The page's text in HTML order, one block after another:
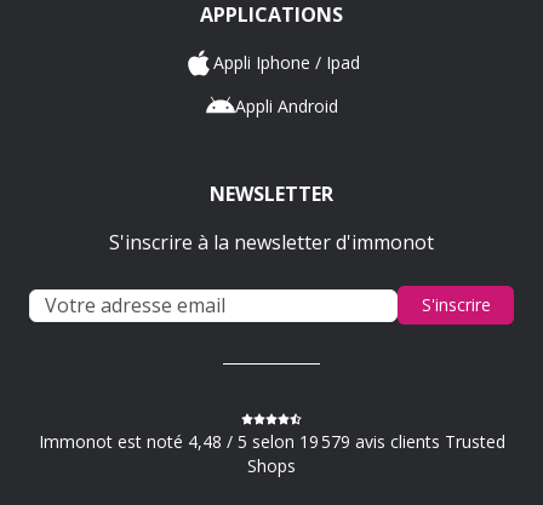
APPLICATIONS
Appli Iphone / Ipad
Appli Android
NEWSLETTER
S'inscrire à la newsletter d'immonot
S'inscrire
Immonot est noté 4,48 / 5 selon 19 579 avis clients Trusted
Shops